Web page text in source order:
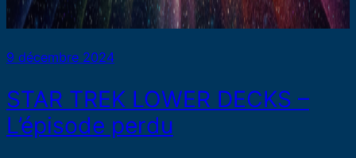
9 décembre 2024
STAR TREK LOWER DECKS –
L’épisode perdu